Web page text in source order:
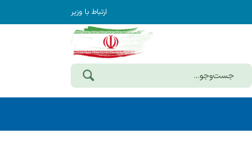
ارتباط با وزیر